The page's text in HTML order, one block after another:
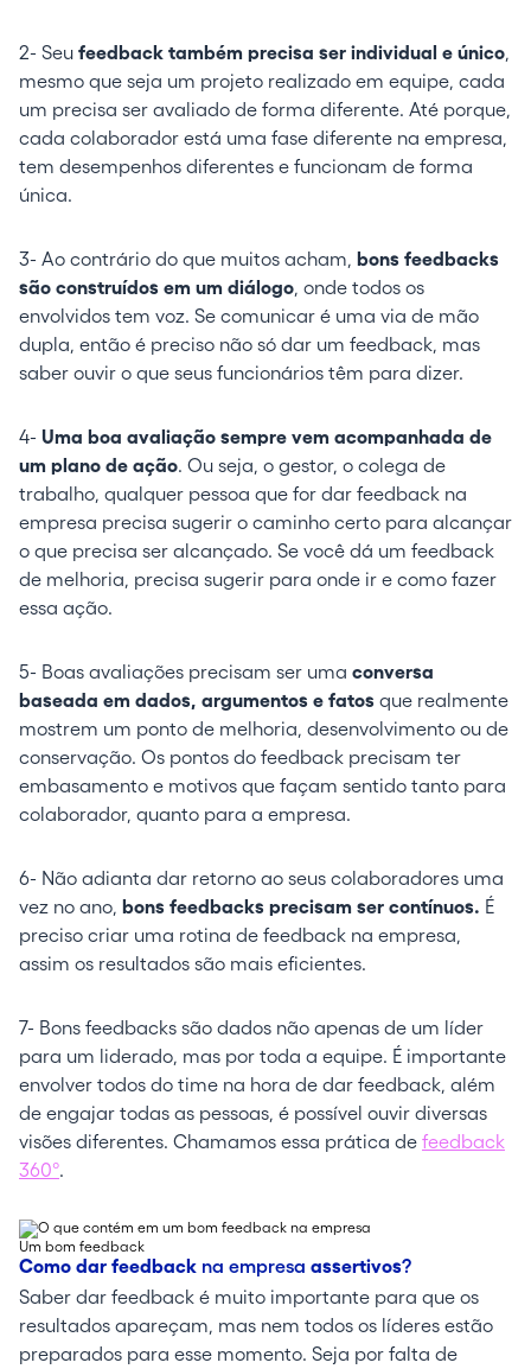
2- Seu feedback também precisa ser individual e único,
mesmo que seja um projeto realizado em equipe, cada
um precisa ser avaliado de forma diferente. Até porque,
cada colaborador está uma fase diferente na empresa,
tem desempenhos diferentes e funcionam de forma
única.
3- Ao contrário do que muitos acham, bons feedbacks
são construídos em um diálogo, onde todos os
envolvidos tem voz. Se comunicar é uma via de mão
dupla, então é preciso não só dar um feedback, mas
saber ouvir o que seus funcionários têm para dizer.
4- Uma boa avaliação sempre vem acompanhada de
um plano de ação. Ou seja, o gestor, o colega de
trabalho, qualquer pessoa que for dar feedback na
empresa precisa sugerir o caminho certo para alcançar
o que precisa ser alcançado. Se você dá um feedback
de melhoria, precisa sugerir para onde ir e como fazer
essa ação.
5- Boas avaliações precisam ser uma conversa
baseada em dados, argumentos e fatos que realmente
mostrem um ponto de melhoria, desenvolvimento ou de
conservação. Os pontos do feedback precisam ter
embasamento e motivos que façam sentido tanto para
colaborador, quanto para a empresa.
6- Não adianta dar retorno ao seus colaboradores uma
vez no ano, bons feedbacks precisam ser contínuos. É
preciso criar uma rotina de feedback na empresa,
assim os resultados são mais eficientes.
7- Bons feedbacks são dados não apenas de um líder
para um liderado, mas por toda a equipe. É importante
envolver todos do time na hora de dar feedback, além
de engajar todas as pessoas, é possível ouvir diversas
visões diferentes. Chamamos essa prática de feedback
360º.
Um bom feedback
Como dar feedback na empresa assertivos?
Saber dar feedback é muito importante para que os
resultados apareçam, mas nem todos os líderes estão
preparados para esse momento. Seja por falta de